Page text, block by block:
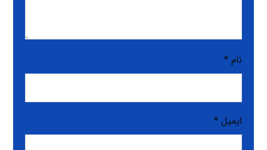
نام*
ایمیل*